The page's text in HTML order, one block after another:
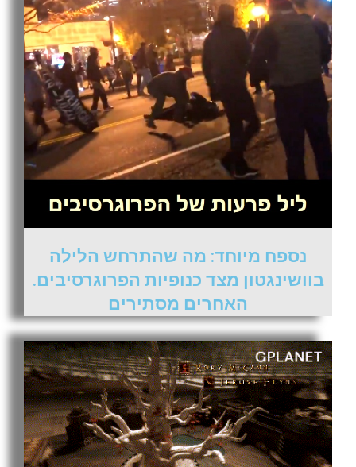
נספח מיוחד: מה שהתרחש הלילה
בוושינגטון מצד כנופיות הפרוגרסיבים.
האחרים מסתירים